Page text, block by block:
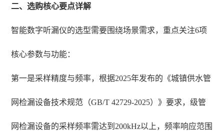
二、选购核心要点详解
智能数字听漏仪的选型需要围绕场景需求，重点关注6项
核心参数与功能：
第一是采样精度与频率，根据2025年发布的《城镇供水管
网检漏设备技术规范（GB/T 42729-2025）》要求，级管
网检漏设备的采样频率需达到200kHz以上，频率响应范围